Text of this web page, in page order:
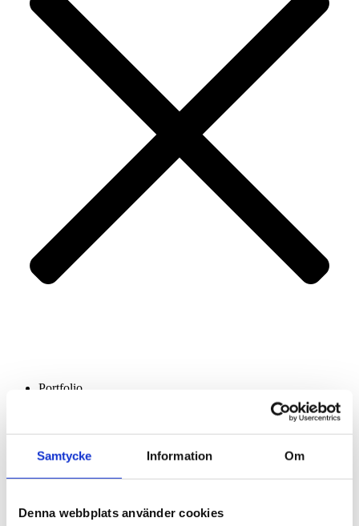
Samtycke Information Om
Denna webbplats använder cookies
Portfolio
Contact